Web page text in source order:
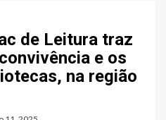
de Leitura traz
e os
na região